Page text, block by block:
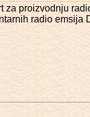
za proizvodnju
radio emsija